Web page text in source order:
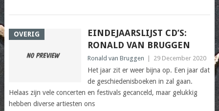
OVERIG
EINDEJAARSLIJST CD’S:
RONALD VAN BRUGGEN
Ronald van Bruggen 29 December 2020
Het jaar zit er weer bijna op. Een jaar dat
de geschiedenisboeken in zal gaan.
Helaas zijn vele concerten en festivals gecanceld, maar gelukkig
hebben diverse artiesten ons